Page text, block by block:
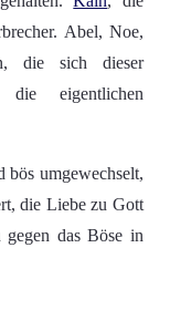
Abel, Noe,
die sich dieser
die eigentlichen
umgewechselt,
die Liebe zu Gott
das Böse in